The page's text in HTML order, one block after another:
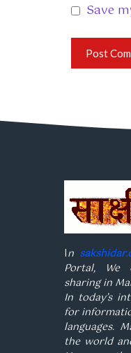
Save
In
Portal, We
sharing in
In today’s
for
languages.
the world